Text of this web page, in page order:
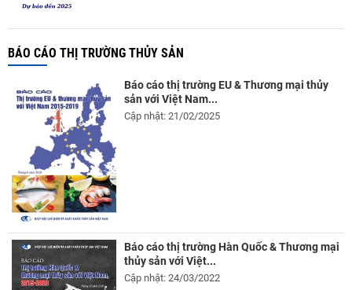
BÁO CÁO THỊ TRƯỜNG THỦY SẢN
Báo cáo thị trường EU & Thương mại thủy
sản với Việt Nam...
Cập nhật: 21/02/2025
Báo cáo thị trường Hàn Quốc & Thương mại
thủy sản với Việt...
Cập nhật: 24/03/2022